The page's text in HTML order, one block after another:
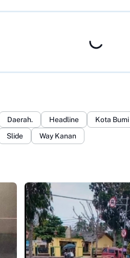
Daerah. Headline Kota Bumi
Slide Way Kanan